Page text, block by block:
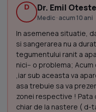
D Dr. Emil
Medic · acum 10 ani
In asemenea situatie,
si sangerarea nu a
tegumentului ranit a
nici-- o problema;
,iar sub aceasta va
asa trebuie sa va
zonei respective ! Pata
chiar de la nastere ( d-